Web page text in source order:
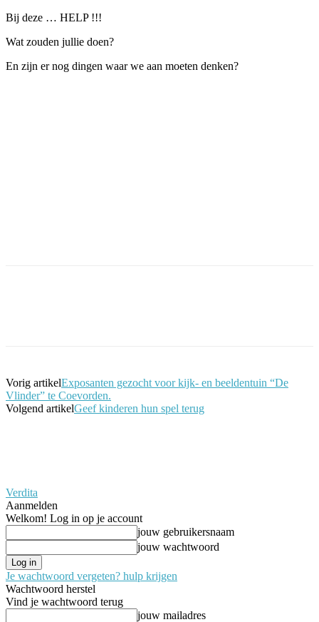
Bij deze … HELP !!!
Wat zouden jullie doen?
En zijn er nog dingen waar we aan moeten denken?
Vorig artikelExposanten gezocht voor kijk- en beeldentuin “De
Vlinder” te Coevorden.
Volgend artikelGeef kinderen hun spel terug
Verdita
Aanmelden
Welkom! Log in op je account
jouw gebruikersnaam
jouw wachtwoord
Je wachtwoord vergeten? hulp krijgen
Wachtwoord herstel
Vind je wachtwoord terug
jouw mailadres